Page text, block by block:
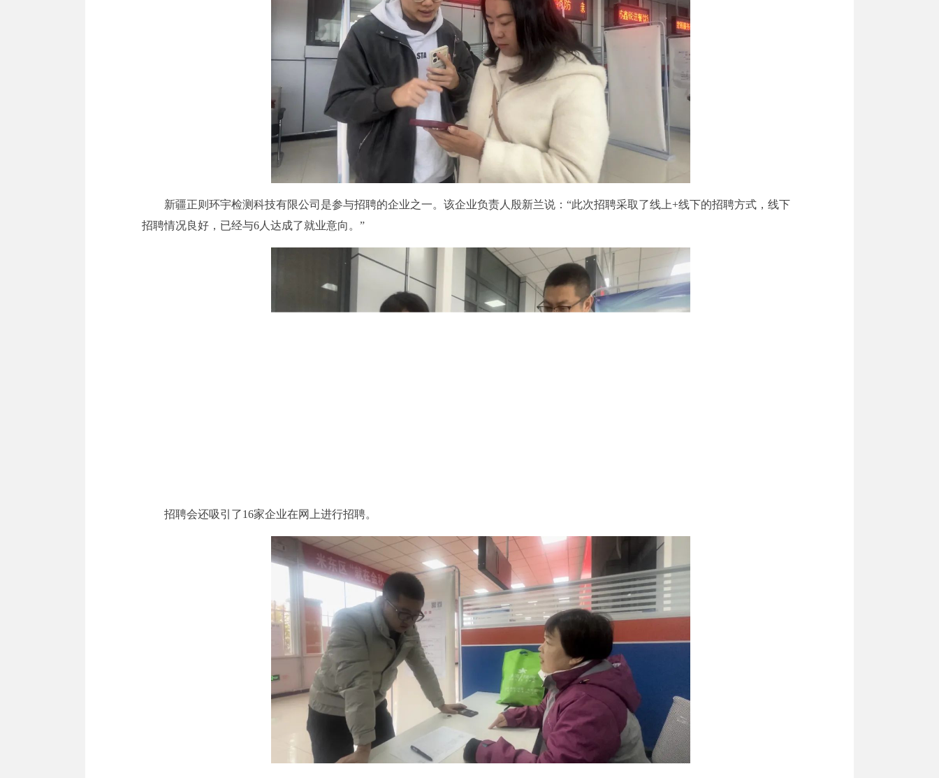
新疆正则环宇检测科技有限公司是参与招聘的企业之一。该企业负责人殷新兰说：“此次招聘采取了线上+线下的招聘方式，线下
招聘情况良好，已经与6人达成了就业意向。”
招聘会还吸引了16家企业在网上进行招聘。